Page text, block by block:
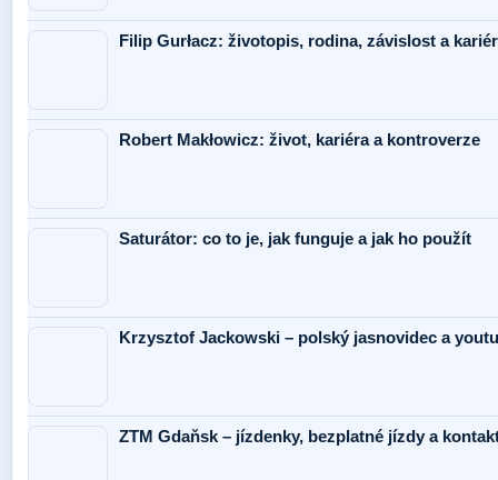
Filip Gurłacz: životopis, rodina, závislost a
Robert Makłowicz: život, kariéra a kontroverze
Saturátor: co to je, jak funguje a jak ho použít
Krzysztof Jackowski – polský jasnovidec a
ZTM Gdaňsk – jízdenky, bezplatné jízdy a